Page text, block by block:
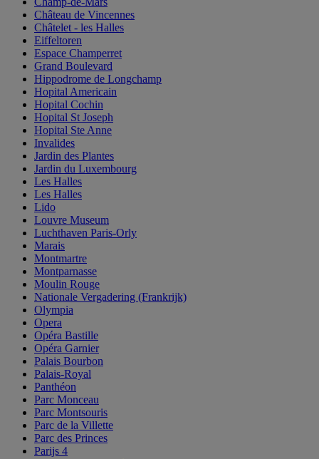
Château de Vincennes
Châtelet - les Halles
Eiffeltoren
Espace Champerret
Grand Boulevard
Hippodrome de Longchamp
Hopital Americain
Hopital Cochin
Hopital St Joseph
Hopital Ste Anne
Invalides
Jardin des Plantes
Jardin du Luxembourg
Les Halles
Les Halles
Lido
Louvre Museum
Luchthaven Paris-Orly
Marais
Montmartre
Montparnasse
Moulin Rouge
Nationale Vergadering (Frankrijk)
Olympia
Opera
Opéra Bastille
Opéra Garnier
Palais Bourbon
Palais-Royal
Panthéon
Parc Monceau
Parc Montsouris
Parc de la Villette
Parc des Princes
Parijs 4